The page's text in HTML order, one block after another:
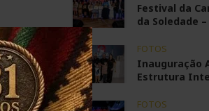
Festival da
da Soledade
FOTOS
Inauguração
Estrutura
FOTOS